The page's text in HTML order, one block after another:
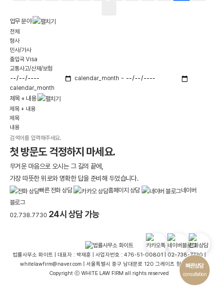
업무 분야
전체
형사
민사/가사
출입국 Visa
교통사고/산재/보험
calendar_month ~
calendar_month
제목 + 내용
제목 + 내용
제목
내용
첫 방문도 걱정하지 마세요.
무거운 마음으로 오시는 그 길의 끝에,
가장 따뜻한 위로와 명확한 답을 준비해 두었습니다.
빠른 전화 상담 홈페이지 상담
네이버
블로그
02.738.7730 24시 상담 가능
빠른상담
consultation
법률사무소 화이트 | 대표자 : 박재훈 | 사업자번호 : 476-51-00801 | 02-738-7730 |
whitelawfirm@naver.com | 서울특별시 중구 남대문로 120 그레이츠 청계 4층 |
Copyright ⓒ WHITE LAW FIRM all rights reserved